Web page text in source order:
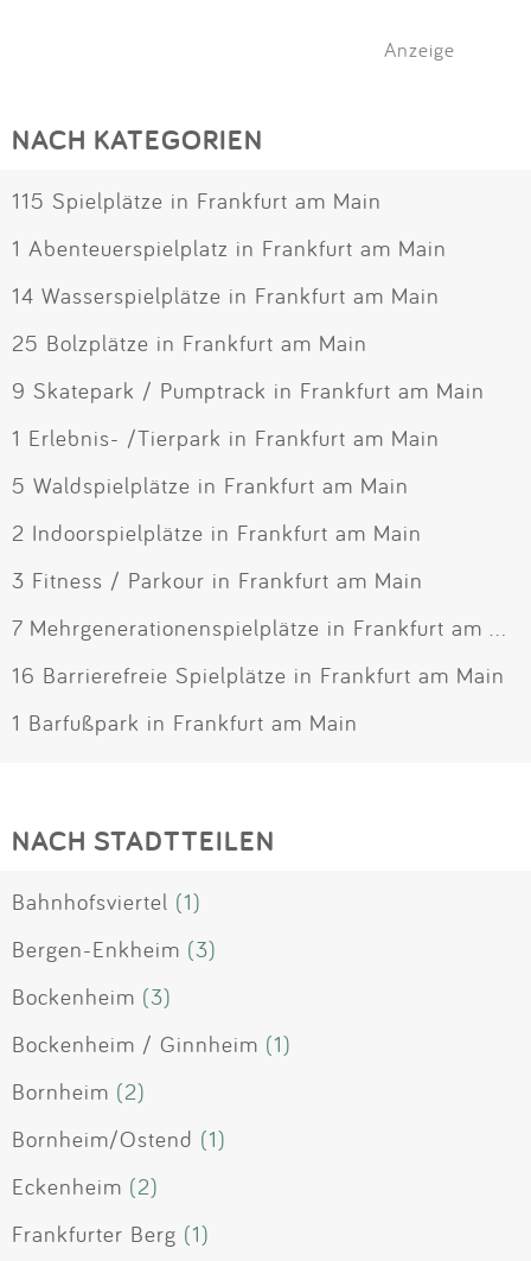
Anzeige
NACH KATEGORIEN
115 Spielplätze in Frankfurt am Main
1 Abenteuerspielplatz in Frankfurt am Main
14 Wasserspielplätze in Frankfurt am Main
25 Bolzplätze in Frankfurt am Main
9 Skatepark / Pumptrack in Frankfurt am Main
1 Erlebnis- /Tierpark in Frankfurt am Main
5 Waldspielplätze in Frankfurt am Main
2 Indoorspielplätze in Frankfurt am Main
3 Fitness / Parkour in Frankfurt am Main
7 Mehrgenerationenspielplätze in Frankfurt am Main
16 Barrierefreie Spielplätze in Frankfurt am Main
1 Barfußpark in Frankfurt am Main
NACH STADTTEILEN
Bahnhofsviertel (1)
Bergen-Enkheim (3)
Bockenheim (3)
Bockenheim / Ginnheim (1)
Bornheim (2)
Bornheim/Ostend (1)
Eckenheim (2)
Frankfurter Berg (1)